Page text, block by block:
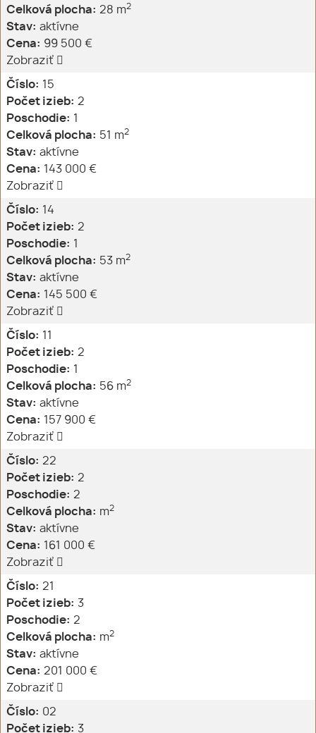
Celková plocha: 28 m2
Stav: aktívne
Cena: 99 500 €
Zobraziť
Číslo: 15
Počet izieb: 2
Poschodie: 1
Celková plocha: 51 m2
Stav: aktívne
Cena: 143 000 €
Zobraziť
Číslo: 14
Počet izieb: 2
Poschodie: 1
Celková plocha: 53 m2
Stav: aktívne
Cena: 145 500 €
Zobraziť
Číslo: 11
Počet izieb: 2
Poschodie: 1
Celková plocha: 56 m2
Stav: aktívne
Cena: 157 900 €
Zobraziť
Číslo: 22
Počet izieb: 2
Poschodie: 2
Celková plocha: m2
Stav: aktívne
Cena: 161 000 €
Zobraziť
Číslo: 21
Počet izieb: 3
Poschodie: 2
Celková plocha: m2
Stav: aktívne
Cena: 201 000 €
Zobraziť
Číslo: 02
Počet izieb: 3